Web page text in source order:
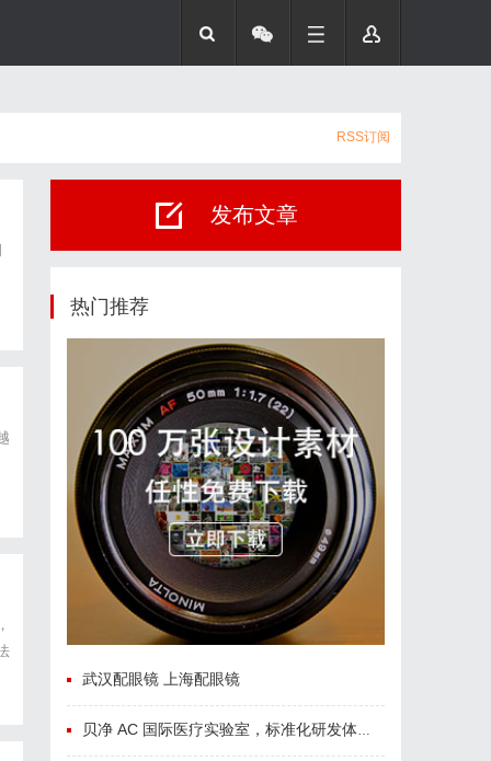
RSS订阅
发布文章
热门推荐
武汉配眼镜 上海配眼镜
贝净 AC 国际医疗实验室，标准化研发体系全解析